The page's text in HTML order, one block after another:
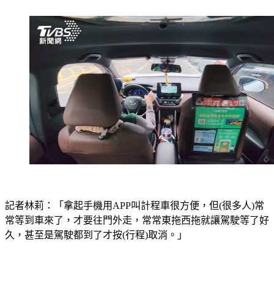
記者林莉：「拿起手機用APP叫計程車很方便，但(很多人)常
常等到車來了，才要往門外走，常常東拖西拖就讓駕駛等了好